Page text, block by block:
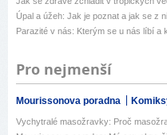
Úpal a úžeh: Jak je poznat a jak se z
Parazité v nás: Kterým se u nás líbí a
Pro nejmenší
Mourissonova poradna
Vychytralé masožravky: Proč